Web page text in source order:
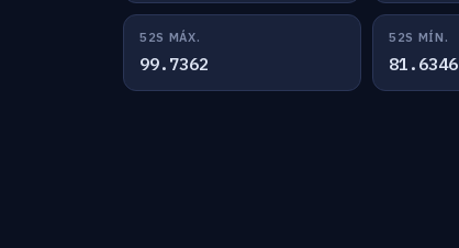
52S MÁX.
99.7362
52S MÍN.
81.6346